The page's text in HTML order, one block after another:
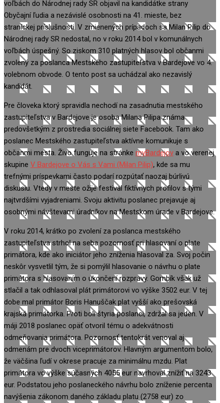
voľbách do Národnej rady SR objavil na kandidátke strany
Obyčajní ľudia a nezávislé osobnosti na 41. mieste, bez
straníckej príslušnosti. V zmienených prípadoch sa Milan Pilip do
Národnej rady SR nedostal, no v roku 2014 bol v komunálnych
voľbách úspešný. So ziskom 310 platných hlasov bol občanmi
zvolený za poslanca Mestského zastupiteľstva v Bardejove vo 4.
volebnom obvode. O tento post sa uchádzal ako nezavislý
kandidát.
Pre človeka ktorý spravidla nechodí na zasadnutia mestského
zastupiteľstva v Bardejove je osoba Milana Pilipa známa
predovšetkým z prostredia sociálnej siete Facebook. Tam ako
poslanec Mestského zastupiteľstva aktívne komunikuje s
občanmi mesta. Živo funguje na stránke myBardejov a vo verenej
skupine V Bardejove o Vás s Vami (Milan Pilip), kde sa mu
trefnými príspevkami často podarí rozpútať naozaj búrlivú
diskusiu. Vtedy v meste ožije festival fiktívnych profilov s tými
najtvrdšími vyjadreniami. Svoju aktivitu poslanec prejavuje aj
osobnými návštevami úradníkov na Mestskom úrade v Bardejove.
V roku 2014, krátko po zvolení za poslanca mestského
zastupiteľstva strhol na seba pozornosť pri hlasovaní o plate
primátora, kde ako iniciátor jeho zníženia hlasoval za. Svoj počin
neskôr vysvetlil tým, že si pomýlil hlasovanie o návrhu o plate
primátora s hlasovaním o ukončení rozpravy. Gombík však už
stlačil a tak odhlasoval plát primátorovi vo výške 3502 eur. V tej
dobe mal primátor Boris Hanuščak plat vyšší ako prešovská
krajská primátorka. Proti boli štyria poslanci, zdržal sa jeden. V
máji 2018 poslanec opäť otvoril tému o adekvátnosti
odmeňovania primátora. Pozornosť tentokrát venoval aj
odmenám pre dvoch viceprimátorov. Hlavným argumentom bolo,
že väčšina ľudí v okrese pracuje za minimálnu mzdu. Plat
primátora vo výške súčasných 4055 eur navrhoval znížiť na 3243
eur. Podstatou jeho poslaneckého návrhu bolo zníženie percenta
navýšenia zákonom daného základu platu (2758 eur) zo